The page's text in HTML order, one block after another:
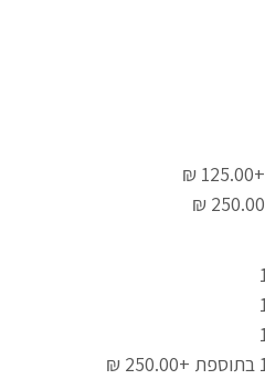
+125.00 ₪
+250.00 ₪